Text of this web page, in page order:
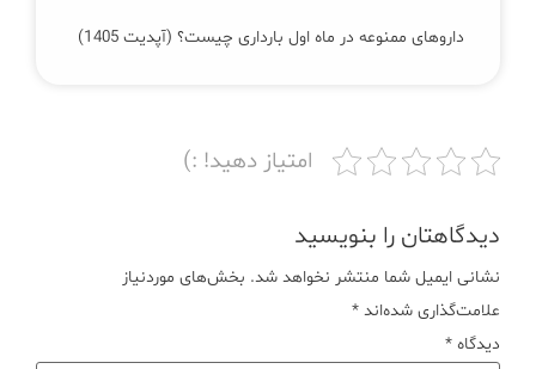
داروهای ممنوعه در ماه اول بارداری چیست؟ (آپدیت 1405)
امتیاز دهید! :)
دیدگاهتان را بنویسید
نشانی ایمیل شما منتشر نخواهد شد. بخش‌های موردنیاز
علامت‌گذاری شده‌اند *
دیدگاه *